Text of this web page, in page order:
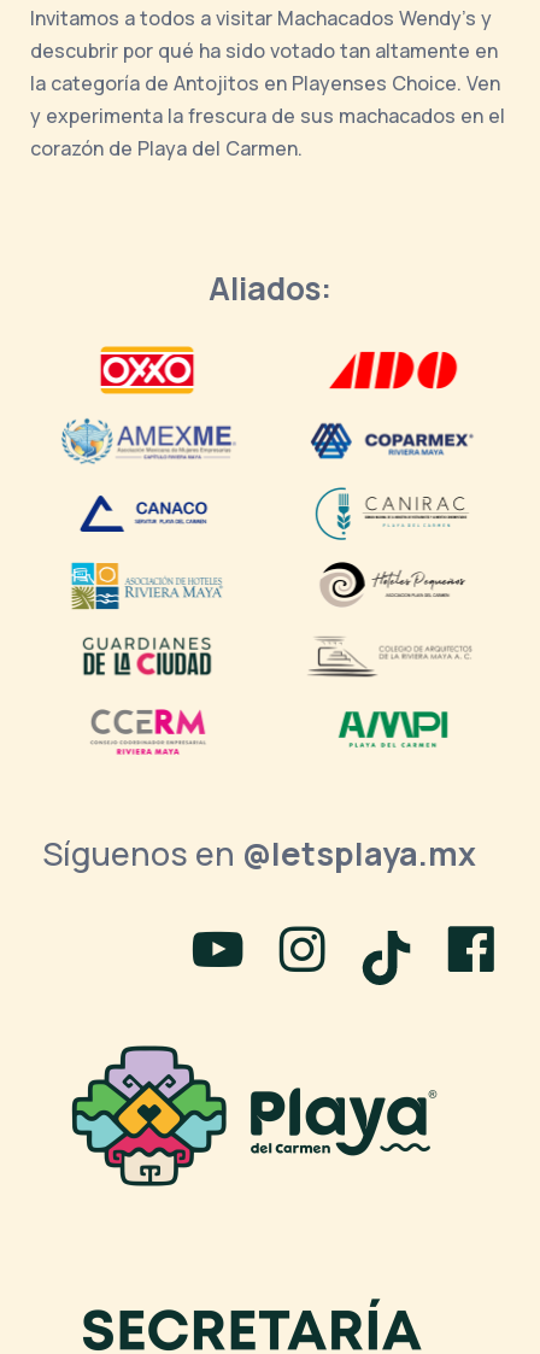
Invitamos a todos a visitar Machacados Wendy's y
descubrir por qué ha sido votado tan altamente en
la categoría de Antojitos en Playenses Choice. Ven
y experimenta la frescura de sus machacados en el
corazón de Playa del Carmen.
Aliados:
Síguenos en @letsplaya.mx